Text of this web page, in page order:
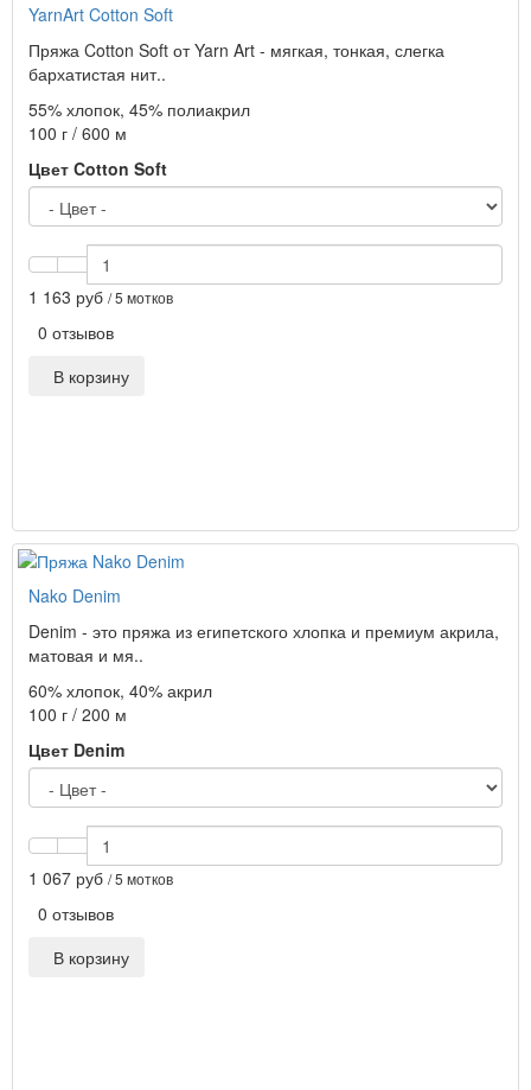
YarnArt Cotton Soft
Пряжа Cotton Soft от Yarn Art - мягкая, тонкая, слегка
бархатистая нит..
55% хлопок, 45% полиакрил
100 г / 600 м
Цвет Cotton Soft
1 163 руб / 5 мотков
0 отзывов
В корзину
Nako Denim
Denim - это пряжа из египетского хлопка и премиум акрила,
матовая и мя..
60% хлопок, 40% акрил
100 г / 200 м
Цвет Denim
1 067 руб / 5 мотков
0 отзывов
В корзину